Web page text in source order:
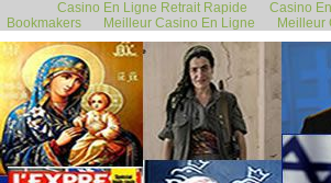
Casino En Ligne Retrait Rapide Casino
Bookmakers
Meilleur Casino En Ligne Meilleur